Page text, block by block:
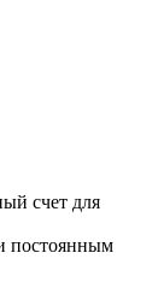
счет для
постоянным